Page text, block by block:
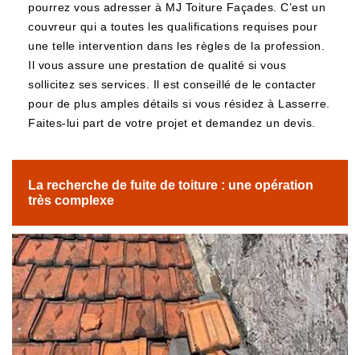
pourrez vous adresser à MJ Toiture Façades. C’est un
couvreur qui a toutes les qualifications requises pour
une telle intervention dans les règles de la profession.
Il vous assure une prestation de qualité si vous
sollicitez ses services. Il est conseillé de le contacter
pour de plus amples détails si vous résidez à Lasserre.
Faites-lui part de votre projet et demandez un devis.
La recherche de fuite de toiture : une opération
très complexe